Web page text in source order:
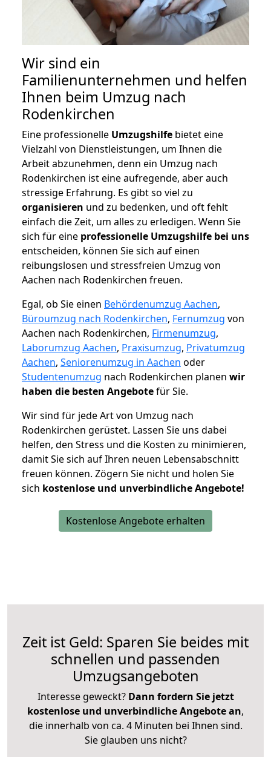
Wir sind ein
Familienunternehmen und helfen
Ihnen beim Umzug nach
Rodenkirchen
Eine professionelle Umzugshilfe bietet eine
Vielzahl von Dienstleistungen, um Ihnen die
Arbeit abzunehmen, denn ein Umzug nach
Rodenkirchen ist eine aufregende, aber auch
stressige Erfahrung. Es gibt so viel zu
organisieren und zu bedenken, und oft fehlt
einfach die Zeit, um alles zu erledigen. Wenn Sie
sich für eine professionelle Umzugshilfe bei uns
entscheiden, können Sie sich auf einen
reibungslosen und stressfreien Umzug von
Aachen nach Rodenkirchen freuen.
Egal, ob Sie einen Behördenumzug Aachen,
Büroumzug nach Rodenkirchen, Fernumzug von
Aachen nach Rodenkirchen, Firmenumzug,
Laborumzug Aachen, Praxisumzug, Privatumzug
Aachen, Seniorenumzug in Aachen oder
Studentenumzug nach Rodenkirchen planen wir
haben die besten Angebotefür Sie.
Wir sind für jede Art von Umzug nach
Rodenkirchen gerüstet. Lassen Sie uns dabei
helfen, den Stress und die Kosten zu minimieren,
damit Sie sich auf Ihren neuen Lebensabschnitt
freuen können. Zögern Sie nicht und holen Sie
sich kostenlose und unverbindliche Angebote!
Kostenlose Angebote erhalten
Zeit ist Geld: Sparen Sie beides mit
schnellen und passenden
Umzugsangeboten
Interesse geweckt? Dann fordern Sie jetzt
kostenlose und unverbindliche Angebote an,
die innerhalb von ca. 4 Minuten bei Ihnen sind.
Sie glauben uns nicht?